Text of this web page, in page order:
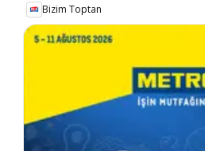
Bizim Toptan